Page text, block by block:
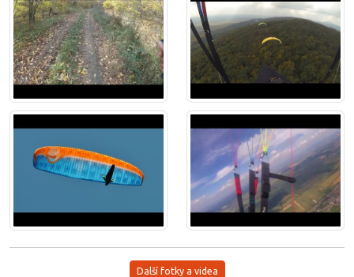
Další fotky a videa